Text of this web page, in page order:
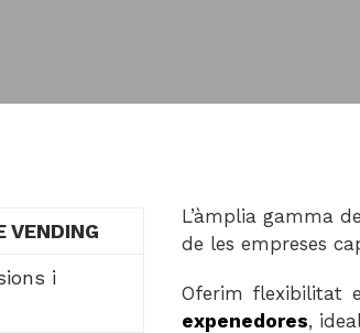
VENDING
i
L’àmplia gamma
de les empreses
Oferim flexibilitat
expenedores,